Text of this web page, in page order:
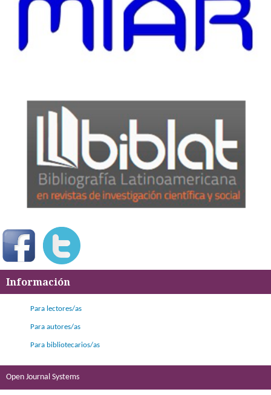
Información
Para lectores/as
Para autores/as
Para bibliotecarios/as
Open Journal Systems